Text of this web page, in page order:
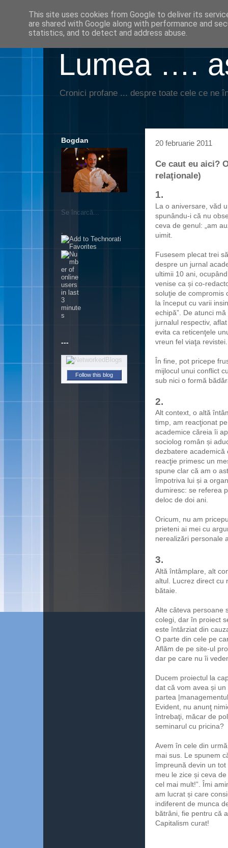
Lumea ….
Cronici profane ... despre toate cele ce ne
20 februarie 2011
Ce caut eu aici?
relaţionale)
1.
La o aniversare, văd
spunându-i că nu
ceva de genul: „am
uimit.
Fusesem plecat trei
despre un jurnal
ultimii 10 ani,
venise ca și co-
soluţie de compromis
la început cu varii
echipă”. De atunci
jurnalul respectiv,
evita ca reticenţele
vreun fel viaţa revistei.
În fine, pot pricepe
mijlocul unui conflict
sub nici o formă
2.
Alt context, o altă
timp, am reacţionat
academice căreia îi
sociolog român și
dezbatere academică
reacţie primesc un
spune clar că am o
împotriva lui și a
dumiresc: se referea
deloc de doi ani.
Oricum, nu am
prieteni ai mei cu
nerealizări personale
3.
Altă întâmplare, alt
altul. Lucrez direct cu
bătaie.
Alte câteva persoane
colegi, dar în proiect
este întârziat din
O parte din cele pe
Aflăm de pe site-ul
dar pe care nu îi
Ducem proiectul la
dat că vom avea și
partea
Evident, nu anunţ
întrebaţi, măcar de
seminarul cu pricina?
Avem în cele din
mai sus. Le spunem
împreună devin un
meu le zice și ceva
cel mai mult!”. Îmi
am lucrat și care
indiferent de munca
bătrâni, fie pentru că
Capitalism curat!
Bogdan
Se încarcă...
.
---
Follow this blog
This site uses cookies from Google to deliver its
are shared with Google along with performance and
statistics, and to detect and address abuse.